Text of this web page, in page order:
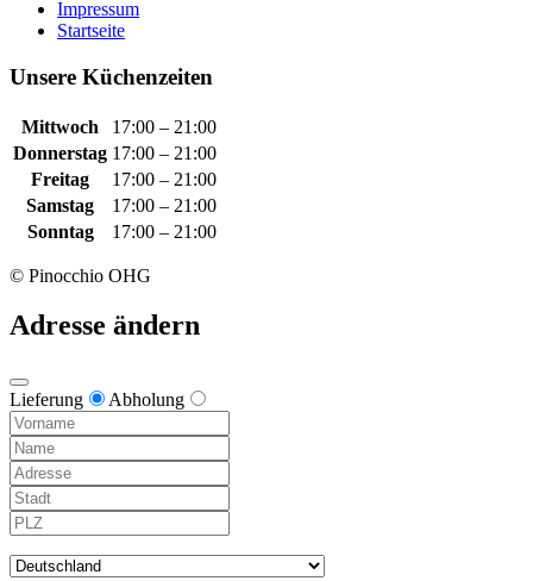
Impressum
Startseite
Unsere Küchenzeiten
Mittwoch
17:00 – 21:00
Donnerstag 17:00 – 21:00
Freitag
17:00 – 21:00
Samstag
17:00 – 21:00
Sonntag
17:00 – 21:00
© Pinocchio OHG
Adresse ändern
Lieferung Abholung